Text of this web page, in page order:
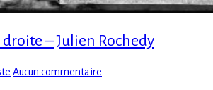
– Julien Rochedy
Aucun commentaire